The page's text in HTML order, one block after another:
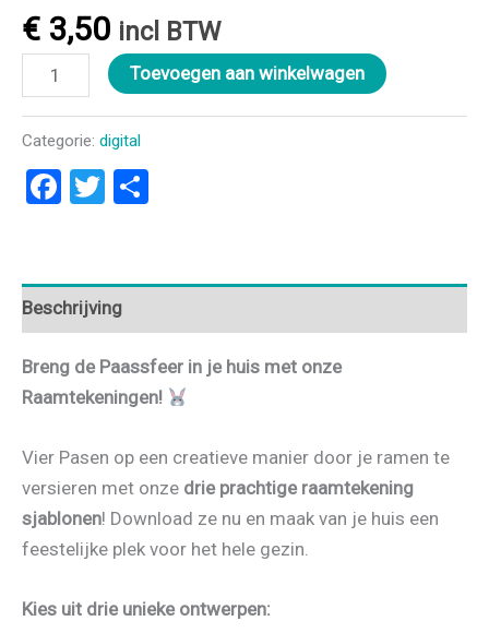
€ 3,50 incl BTW
Pasen
aantal
Toevoegen aan winkelwagen
Categorie: digital
Facebook
Twitter
Beschrijving
Breng de Paassfeer in je huis met onze
Raamtekeningen!
Vier Pasen op een creatieve manier door je ramen te
versieren met onze drie prachtige raamtekening
sjablonen! Download ze nu en maak van je huis een
feestelijke plek voor het hele gezin.
Kies uit drie unieke ontwerpen: